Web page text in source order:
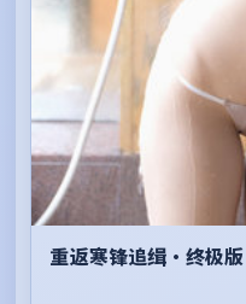
重返寒锋追缉·终极版